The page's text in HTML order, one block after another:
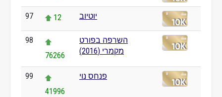
97 12 יוטיוב
98
76266
השרפה בפורט
מקמרי (2016)
99
41996
פנחס נוי